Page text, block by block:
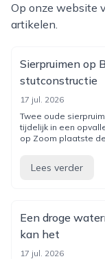
Op onze website
artikelen.
Sierpruimen op
stutconstructie
17 jul. 2026
Twee oude
tijdelijk in een
op Zoom plaatste
Lees verder
Een droge
kan het
17 jul. 2026